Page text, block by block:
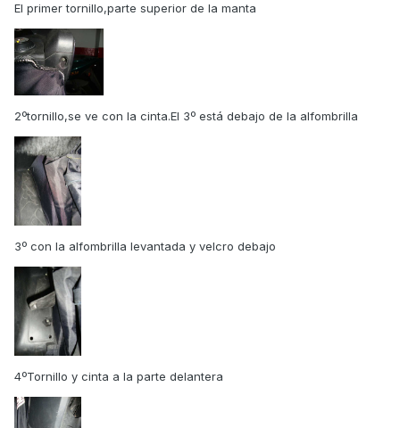
El primer tornillo,parte superior de la manta
2ºtornillo,se ve con la cinta.El 3º está debajo de la alfombrilla
3º con la alfombrilla levantada y velcro debajo
4ºTornillo y cinta a la parte delantera